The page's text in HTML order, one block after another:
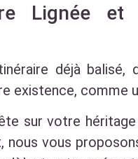
Lignée
déjà
comme
sur votre
vous